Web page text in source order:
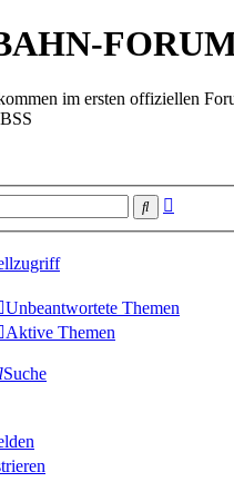
im ersten offiziellen
Suche
Unbeantwortete Themen
Aktive Themen
Suche